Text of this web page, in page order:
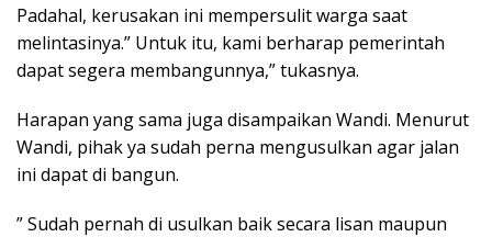
Padahal, kerusakan ini mempersulit warga saat
melintasinya.” Untuk itu, kami berharap pemerintah
dapat segera membangunnya,” tukasnya.
Harapan yang sama juga disampaikan Wandi. Menurut
Wandi, pihak ya sudah perna mengusulkan agar jalan
ini dapat di bangun.
” Sudah pernah di usulkan baik secara lisan maupun